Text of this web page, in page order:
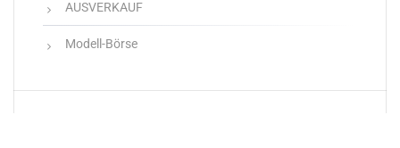
AUSVERKAUF
Modell-Börse